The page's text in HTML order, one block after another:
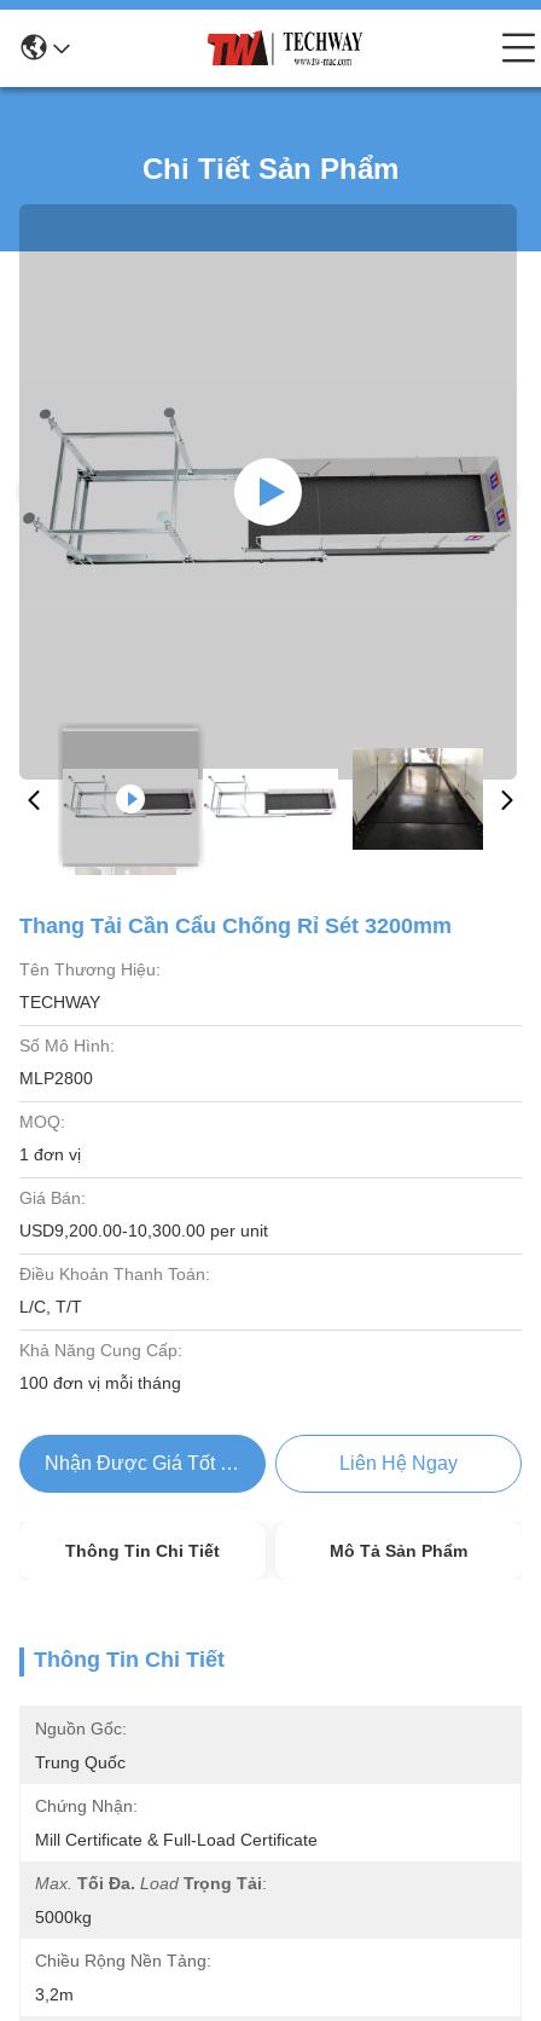
Chi Tiết Sản Phẩm
Thang Tải Cần Cẩu Chống Rỉ Sét 3200mm
Tên Thương Hiệu:
TECHWAY
Số Mô Hình:
MLP2800
MOQ:
1 đơn vị
Giá Bán:
USD9,200.00-10,300.00 per unit
Điều Khoản Thanh Toán:
L/C, T/T
Khả Năng Cung Cấp:
100 đơn vị mỗi tháng
Nhận Được Giá Tốt Nhất Liên Hệ Ngay
Thông Tin Chi Tiết Mô Tả Sản Phẩm
Thông Tin Chi Tiết
Nguồn Gốc:
Trung Quốc
Chứng Nhận:
Mill Certificate & Full-Load Certificate
Max. Tối Đa. Load Trọng Tải:
5000kg
Chiều Rộng Nền Tảng:
3,2m